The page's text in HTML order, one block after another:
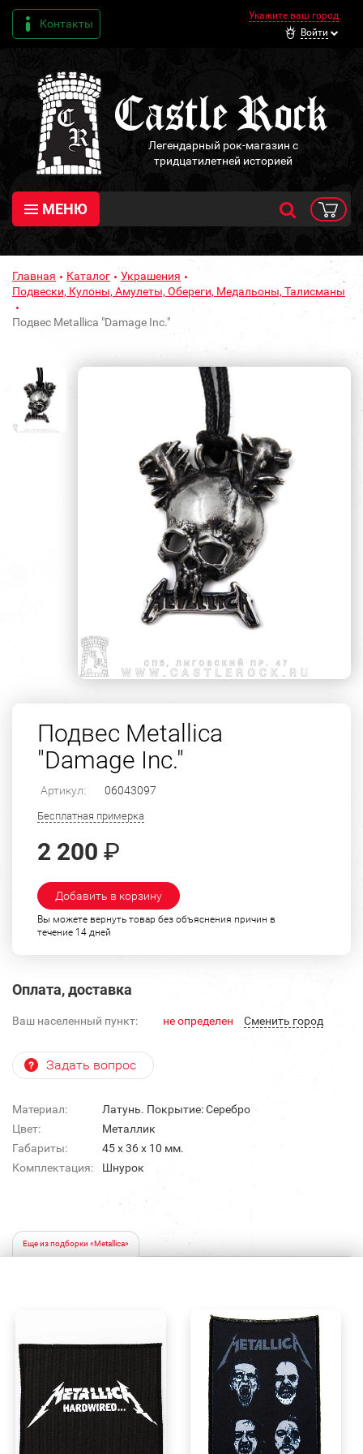
Контакты
Укажите ваш город
Войти
Легендарный рок-магазин с
тридцатилетней историей
МЕНЮ
Главная Каталог
Украшения
Подвески, Кулоны, Амулеты, Обереги, Медальоны, Талисманы
Подвес Metallica "Damage Inc."
Подвес Metallica
"Damage Inc."
Артикул: 06043097
Бесплатная примерка
2 200 ₽
Добавить в корзину
Вы можете вернуть товар без объяснения причин в
течение 14 дней
Оплата, доставка
Ваш населенный пункт: не определен Cменить город
Задать вопрос
Материал:
Латунь. Покрытие: Серебро
Цвет:
Металлик
Габариты:
45 х 36 х 10 мм.
Комплектация:
Шнурок
Еще из подборки «Metallica»